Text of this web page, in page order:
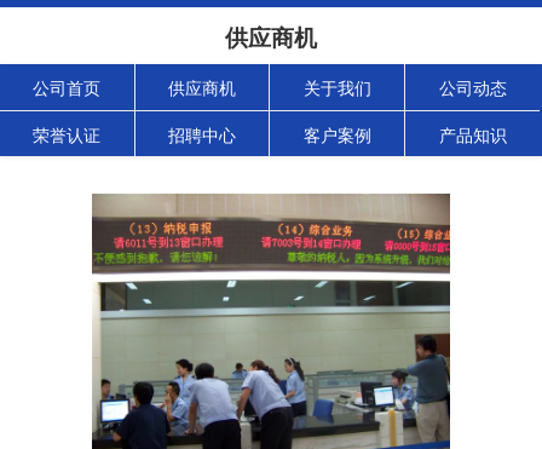
供应商机
公司首页 供应商机 关于我们 公司动态
荣誉认证 招聘中心 客户案例 产品知识